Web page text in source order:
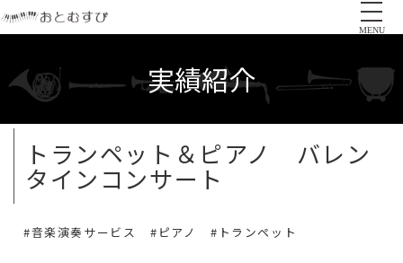
MENU
実績紹介
トランペット＆ピアノ バレン
タインコンサート
#音楽演奏サービス #ピアノ #トランペット